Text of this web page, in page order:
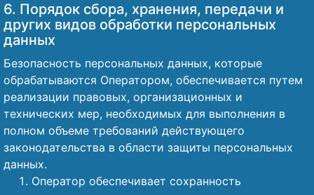
6. Порядок сбора, хранения, передачи и
других видов обработки персональных
данных
Безопасность персональных данных, которые
обрабатываются Оператором, обеспечивается путем
реализации правовых, организационных и
технических мер, необходимых для выполнения в
полном объеме требований действующего
законодательства в области защиты персональных
данных.
Оператор обеспечивает сохранность